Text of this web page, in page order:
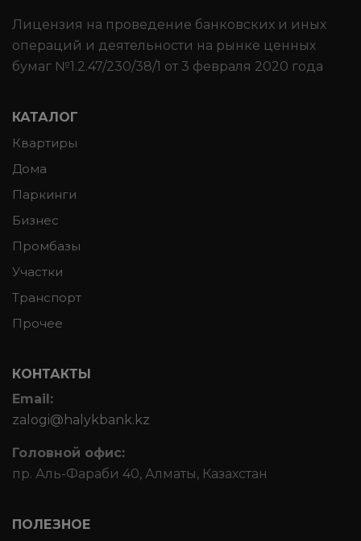
Лицензия на проведение банковских и иных
операций и деятельности на рынке ценных
бумаг №1.2.47/230/38/1 от 3 февраля 2020 года
КАТАЛОГ
Квартиры
Дома
Паркинги
Бизнес
Промбазы
Участки
Транспорт
Прочее
КОНТАКТЫ
Email:
zalogi@halykbank.kz
Головной офис:
пр. Аль-Фараби 40, Алматы, Казахстан
ПОЛЕЗНОЕ